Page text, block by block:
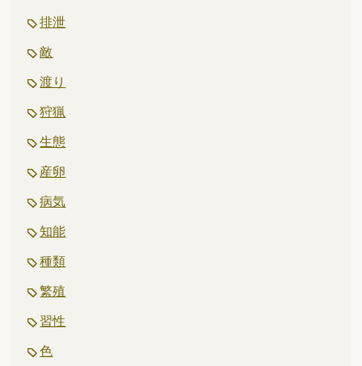
排泄
敵
渡り
狩猟
生態
産卵
病気
知能
種類
繁殖
習性
色